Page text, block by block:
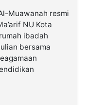
Muawanah resmi
NU Kota
ibadah
bersama